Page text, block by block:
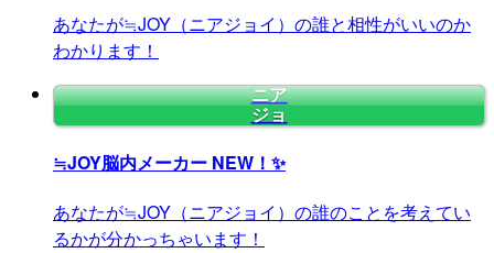
あなたが≒JOY（ニアジョイ）の誰と相性がいいのか
わかります！
ニア
ジョ
≒JOY脳内メーカー NEW！✨
あなたが≒JOY（ニアジョイ）の誰のことを考えてい
るかが分かっちゃいます！